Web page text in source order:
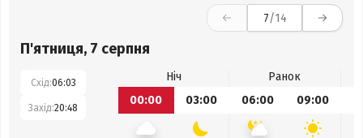
7/14
П'ятниця, 7 серпня
Схід:06:03
Захід:20:48
Ніч
Ранок
00:00
03:00 06:00 09:00